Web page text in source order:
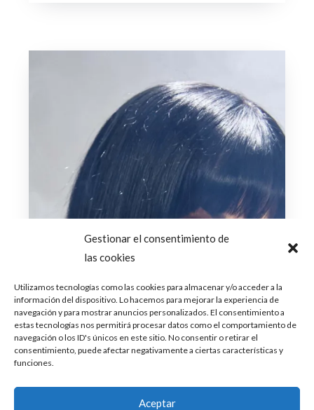
Gestionar el consentimiento de
las cookies
Utilizamos tecnologías como las cookies para almacenar y/o acceder a la
información del dispositivo. Lo hacemos para mejorar la experiencia de
navegación y para mostrar anuncios personalizados. El consentimiento a
estas tecnologías nos permitirá procesar datos como el comportamiento de
navegación o los ID's únicos en este sitio. No consentir o retirar el
consentimiento, puede afectar negativamente a ciertas características y
funciones.
Aceptar